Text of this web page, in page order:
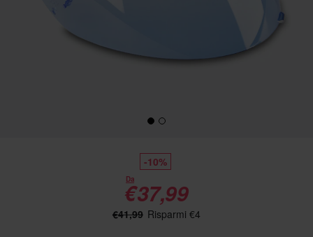
-10%
Da
€37,99
€41,99 Risparmi €4